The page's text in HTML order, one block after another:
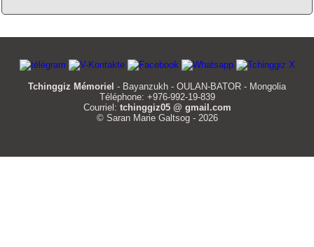
Tchinggiz Mémoriel - Bayanzukh - OULAN-BATOR - Mongolia
Téléphone: +976-992-19-839
Courriel: tchinggiz05 @ gmail.com
© Saran Marie Galtsog - 2026